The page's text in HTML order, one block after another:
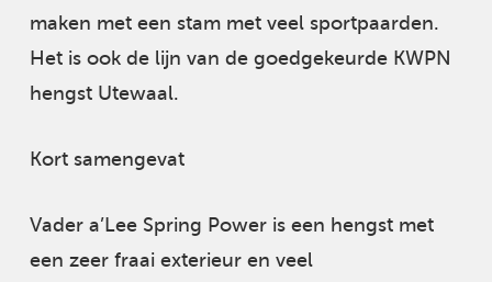
maken met een stam met veel sportpaarden.
Het is ook de lijn van de goedgekeurde KWPN
hengst Utewaal.
Kort samengevat
Vader a’Lee Spring Power is een hengst met
een zeer fraai exterieur en veel